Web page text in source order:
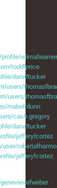
wilmafwarner
toddfprice
danaftucker
users/
users/
mabelfdunn
cash.gregory
danaftucker
jefferyfcortez
jefferyfcortez
-